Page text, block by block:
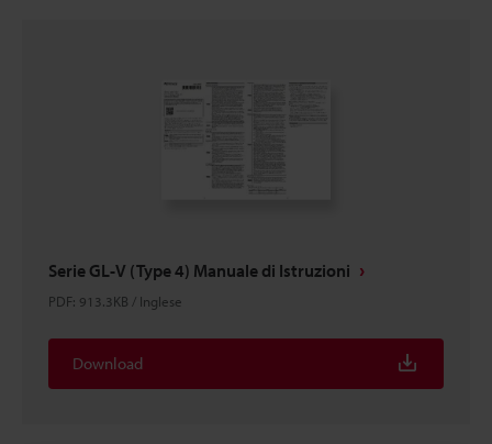
Serie GL-V (Type 4) Manuale di Istruzioni
PDF: 913.3KB / Inglese
Download